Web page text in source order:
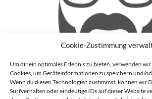
Cookie-Zustimmung
Um dir ein optimales Erlebnis zu bieten, verwenden
Cookies, um Geräteinformationen zu speichern und/
Wenn du diesen Technologien zustimmst, können wir
Surfverhalten oder eindeutige IDs auf dieser Website